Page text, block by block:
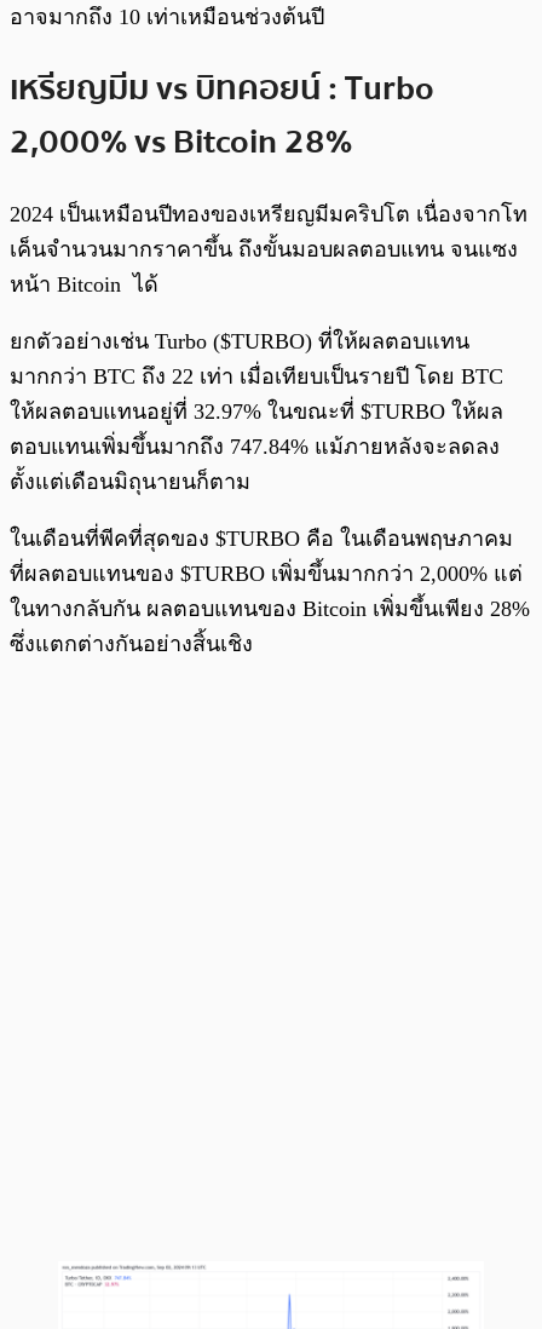
อาจมากถึง 10 เท่าเหมือนช่วงต้นปี
เหรียญมีม vs บิทคอยน์ : Turbo
2,000% vs Bitcoin 28%
2024 เป็นเหมือนปีทองของเหรียญมีมคริปโต เนื่องจากโท
เค็นจำนวนมากราคาขึ้น ถึงขั้นมอบผลตอบแทน จนแซง
หน้า Bitcoin ได้
ยกตัวอย่างเช่น Turbo ($TURBO) ที่ให้ผลตอบแทน
มากกว่า BTC ถึง 22 เท่า เมื่อเทียบเป็นรายปี โดย BTC
ให้ผลตอบแทนอยู่ที่ 32.97% ในขณะที่ $TURBO ให้ผล
ตอบแทนเพิ่มขึ้นมากถึง 747.84% แม้ภายหลังจะลดลง
ตั้งแต่เดือนมิถุนายนก็ตาม
ในเดือนที่พีคที่สุดของ $TURBO คือ ในเดือนพฤษภาคม
ที่ผลตอบแทนของ $TURBO เพิ่มขึ้นมากกว่า 2,000% แต่
ในทางกลับกัน ผลตอบแทนของ Bitcoin เพิ่มขึ้นเพียง 28%
ซึ่งแตกต่างกันอย่างสิ้นเชิง